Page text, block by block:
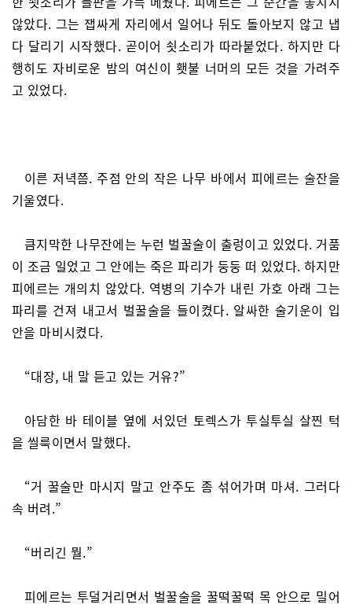
않았다. 그는 잽싸게 자리에서 일어나 뒤도 돌아보지 않고 냅
다 달리기 시작했다. 곧이어 쇳소리가 따라붙었다. 하지만 다
행히도 자비로운 밤의 여신이 횃불 너머의 모든 것을 가려주
고 있었다.
이른 저녁쯤. 주점 안의 작은 나무 바에서 피에르는 술잔을
기울였다.
큼지막한 나무잔에는 누런 벌꿀술이 출렁이고 있었다. 거품
이 조금 일었고 그 안에는 죽은 파리가 둥둥 떠 있었다. 하지만
피에르는 개의치 않았다. 역병의 기수가 내린 가호 아래 그는
파리를 건져 내고서 벌꿀술을 들이켰다. 알싸한 술기운이 입
안을 마비시켰다.
“대장, 내 말 듣고 있는 거유?”
아담한 바 테이블 옆에 서있던 토렉스가 투실투실 살찐 턱
을 씰룩이면서 말했다.
“거 꿀술만 마시지 말고 안주도 좀 섞어가며 마셔. 그러다
속 버려.”
“버리긴 뭘.”
피에르는 투덜거리면서 벌꿀술을 꿀떡꿀떡 목 안으로 밀어